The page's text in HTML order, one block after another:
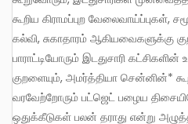
கூறிய கிராமப்புற வேலைவாய்ப்புகள்,
கல்வி, சுகாதாரம் ஆகியவைகளுக்கு
பாராட்டியோரும் இடதுசாரி கட்சிகளின்
குறளையும், அமர்த்தியா சென்னின்*
வரவேற்றோரும் பட்ஜெட் பழைய
ஒதுக்கீடுகள் பலன் தராது என்று